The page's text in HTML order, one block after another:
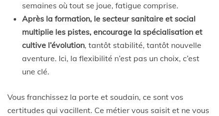
semaines où tout se joue, fatigue comprise.
Après la formation, le secteur sanitaire et social
multiplie les pistes, encourage la spécialisation et
cultive l’évolution, tantôt stabilité, tantôt nouvelle
aventure. Ici, la flexibilité n’est pas un choix, c’est
une clé.
Vous franchissez la porte et soudain, ce sont vos
certitudes qui vacillent. Ce métier vous saisit et ne vous